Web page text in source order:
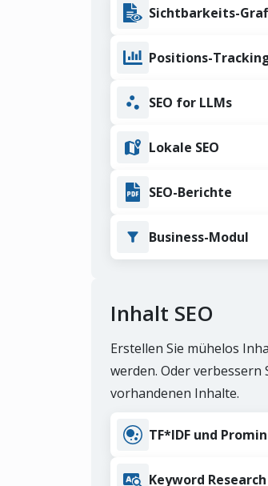
Intelligenz
SEO-Analytik
Überwachen Sie
Keywords
Sichtbarkeits-
Positions-
SEO for LLMs
Lokale SEO
SEO-Berichte
Business-Modul
Inhalt SEO
Erstellen Sie mühelos
werden. Oder verbessern
vorhandenen Inhalte.
TF*IDF und
Keyword Research